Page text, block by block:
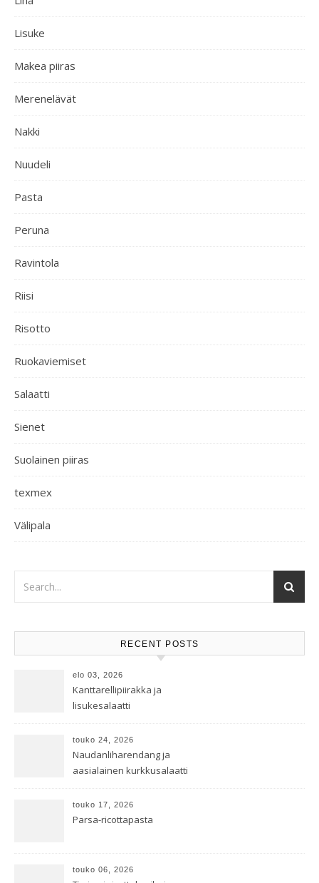
Lisuke
Makea piiras
Merenelävät
Nakki
Nuudeli
Pasta
Peruna
Ravintola
Riisi
Risotto
Ruokaviemiset
Salaatti
Sienet
Suolainen piiras
texmex
Välipala
RECENT POSTS
elo 03, 2026
Kanttarellipiirakka ja
lisukesalaatti
touko 24, 2026
Naudanliharendang ja
aasialainen kurkkusalaatti
touko 17, 2026
Parsa-ricottapasta
touko 06, 2026